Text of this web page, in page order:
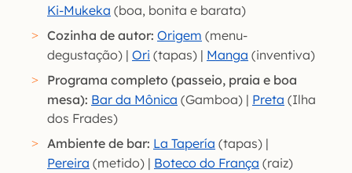
Ki-Mukeka (boa, bonita e barata)
Cozinha de autor: Origem (menu-
degustação) | Ori (tapas) | Manga (inventiva)
Programa completo (passeio, praia e boa
mesa): Bar da Mônica (Gamboa) | Preta (Ilha
dos Frades)
Ambiente de bar: La Tapería (tapas) |
Pereira (metido) | Boteco do França (raiz)